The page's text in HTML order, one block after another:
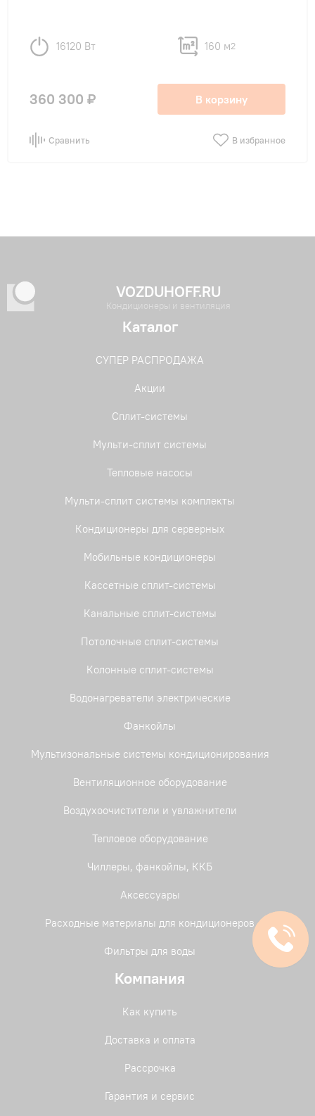
16120 Вт 160 м2
360 300 ₽ В корзину
Сравнить В избранное
VOZDUHOFF.RU
Кондиционеры и вентиляция
Каталог
СУПЕР РАСПРОДАЖА
Акции
Сплит-системы
Мульти-сплит системы
Тепловые насосы
Мульти-сплит системы комплекты
Кондиционеры для серверных
Мобильные кондиционеры
Кассетные сплит-системы
Канальные сплит-системы
Потолочные сплит-системы
Колонные сплит-системы
Водонагреватели электрические
Фанкойлы
Мультизональные системы кондиционирования
Вентиляционное оборудование
Воздухоочистители и увлажнители
Тепловое оборудование
Чиллеры, фанкойлы, ККБ
Аксессуары
Расходные материалы для кондиционеров
Фильтры для воды
Компания
Как купить
Доставка и оплата
Рассрочка
Гарантия и сервис